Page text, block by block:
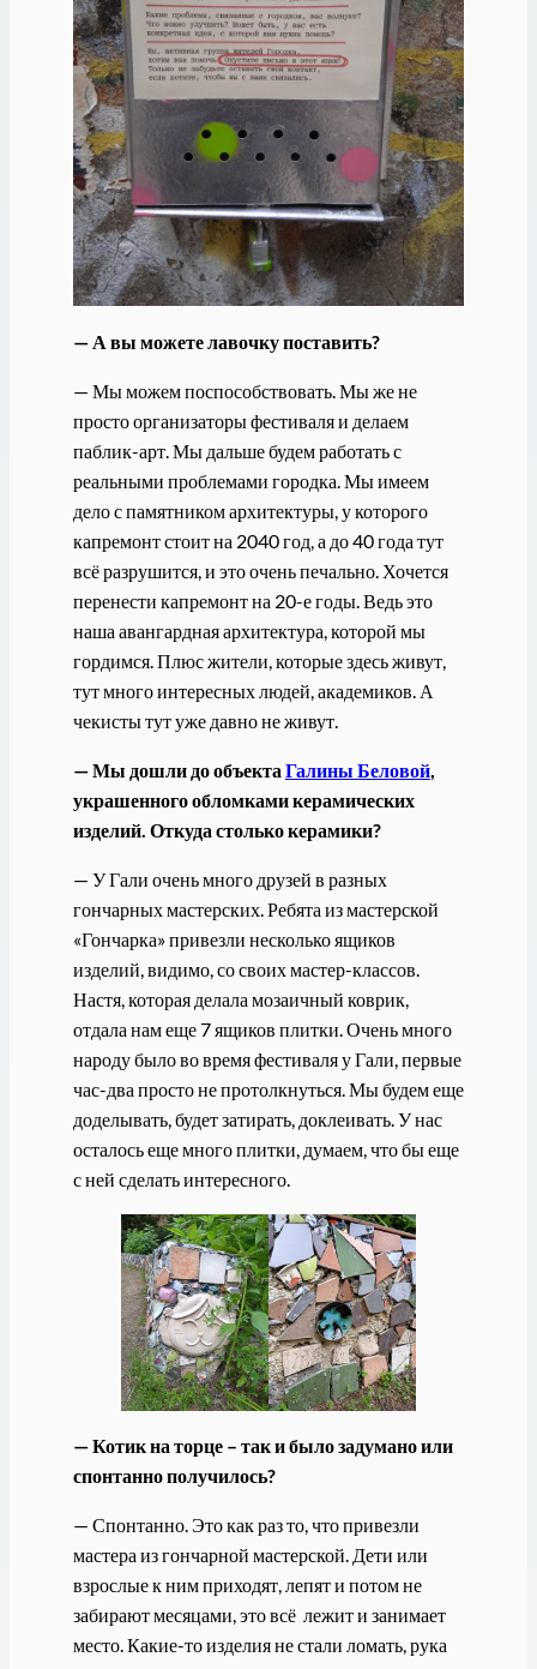
— А вы можете лавочку поставить?
— Мы можем поспособствовать. Мы же не
просто организаторы фестиваля и делаем
паблик-арт. Мы дальше будем работать с
реальными проблемами городка. Мы имеем
дело с памятником архитектуры, у которого
капремонт стоит на 2040 год, а до 40 года тут
всё разрушится, и это очень печально. Хочется
перенести капремонт на 20-е годы. Ведь это
наша авангардная архитектура, которой мы
гордимся. Плюс жители, которые здесь живут,
тут много интересных людей, академиков. А
чекисты тут уже давно не живут.
— Мы дошли до объекта Галины Беловой,
украшенного обломками керамических
изделий. Откуда столько керамики?
— У Гали очень много друзей в разных
гончарных мастерских. Ребята из мастерской
«Гончарка» привезли несколько ящиков
изделий, видимо, со своих мастер-классов.
Настя, которая делала мозаичный коврик,
отдала нам еще 7 ящиков плитки. Очень много
народу было во время фестиваля у Гали, первые
час-два просто не протолкнуться. Мы будем еще
доделывать, будет затирать, доклеивать. У нас
осталось еще много плитки, думаем, что бы еще
с ней сделать интересного.
— Котик на торце – так и было задумано или
спонтанно получилось?
— Спонтанно. Это как раз то, что привезли
мастера из гончарной мастерской. Дети или
взрослые к ним приходят, лепят и потом не
забирают месяцами, это всё лежит и занимает
место. Какие-то изделия не стали ломать, рука